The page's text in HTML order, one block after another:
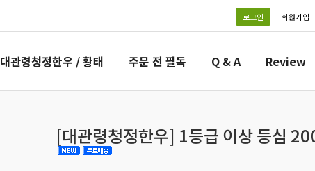
로그인 회원가입
대관령청정한우 / 황태 주문 전 필독 Q & A Review
[대관령청정한우] 1등급 이상 등심